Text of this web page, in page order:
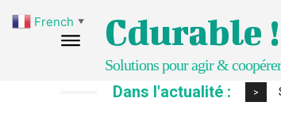
Cdurable !
Solutions pour agir &
Dans l'actualité : >
French ▼